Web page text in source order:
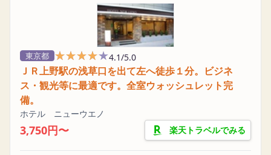
東京都 ★★★★★
★★★★★4.1/5.0
ＪＲ上野駅の浅草口を出て左へ徒歩１分。ビジネ
ス・観光等に最適です。全室ウォッシュレット完
備。
ホテル ニューウエノ
3,750円〜 楽天トラベルでみる